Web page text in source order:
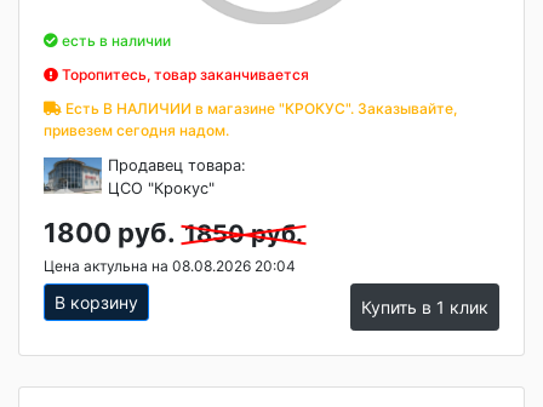
есть в наличии
Торопитесь, товар заканчивается
Есть В НАЛИЧИИ в магазине "КРОКУС". Заказывайте,
привезем сегодня надом.
Продавец товара:
ЦСО "Крокус"
1800 руб. 1850 руб.
Цена актульна на 08.08.2026 20:04
В корзину Купить в 1 клик